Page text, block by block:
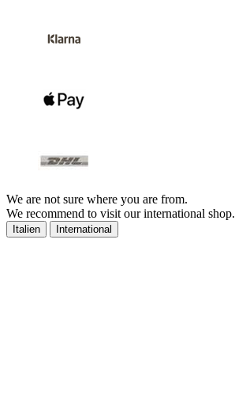
We are not sure where you are from.
We recommend to visit our international shop.
Italien International